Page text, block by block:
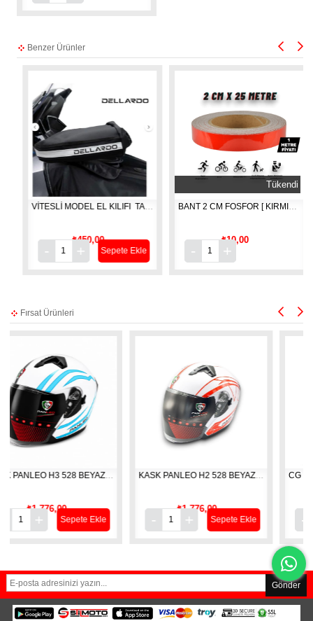
Benzer Ürünler
VİTESLİ MODEL EL KILIFI  TAKIM
₺450,00
Sepete Ekle
Tükendi
BANT 2 CM FOSFOR [ KIRMIZI 1 MT ]
₺10,00
Fırsat Ürünleri
KASK PANLEO H3 528 BEYAZ-BLUE (M)
Sepete Ekle
KASK PANLEO H2 528 BEYAZ-RED (M)
₺1.776,00
Sepete Ekle
Gönder